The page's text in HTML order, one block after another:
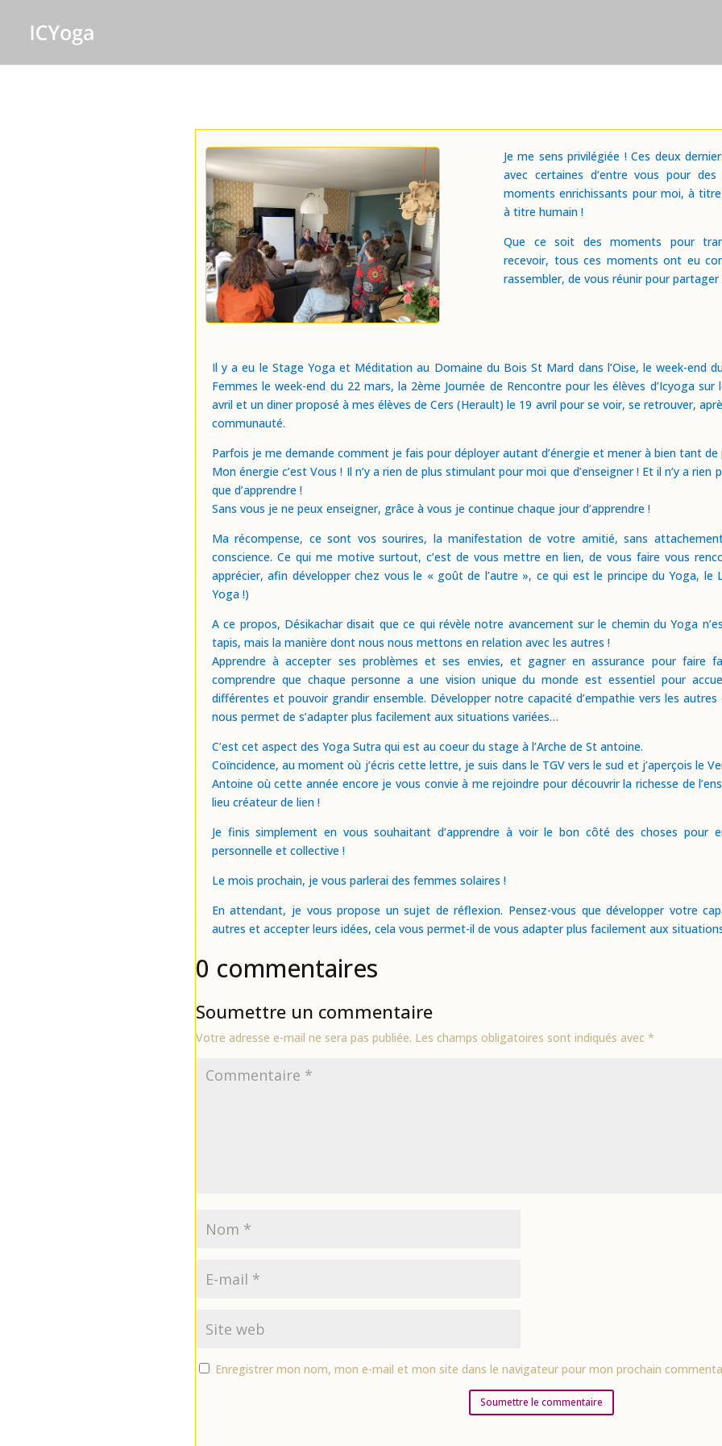
Je me sens privilégiée ! Ces deux
avec certaines d’entre vous pour
moments enrichissants pour moi, à
à titre humain !
Que ce soit des moments pour
recevoir, tous ces moments ont eu
rassembler, de vous réunir pour
Il y a eu le Stage Yoga et Méditation au Domaine du Bois St Mard dans l’Oise, le week-end
Femmes le week-end du 22 mars, la 2ème Journée de Rencontre pour les élèves d’Icyoga sur
avril et un diner proposé à mes élèves de Cers (Herault) le 19 avril pour se voir, se retrouver,
communauté.
Parfois je me demande comment je fais pour déployer autant d’énergie et mener à bien tant
Mon énergie c’est Vous ! Il n’y a rien de plus stimulant pour moi que d’enseigner ! Et il n’y a
que d’apprendre !
Sans vous je ne peux enseigner, grâce à vous je continue chaque jour d’apprendre !
Ma récompense, ce sont vos sourires, la manifestation de votre amitié, sans
conscience. Ce qui me motive surtout, c’est de vous mettre en lien, de vous faire vous
apprécier, afin développer chez vous le « goût de l’autre », ce qui est le principe du Yoga, le
Yoga !)
A ce propos, Désikachar disait que ce qui révèle notre avancement sur le chemin du Yoga
tapis, mais la manière dont nous nous mettons en relation avec les autres !
Apprendre à accepter ses problèmes et ses envies, et gagner en assurance pour faire
comprendre que chaque personne a une vision unique du monde est essentiel pour
différentes et pouvoir grandir ensemble. Développer notre capacité d’empathie vers les
nous permet de s’adapter plus facilement aux situations variées…
C’est cet aspect des Yoga Sutra qui est au coeur du stage à l’Arche de St antoine.
Coïncidence, au moment où j’écris cette lettre, je suis dans le TGV vers le sud et j’aperçois le
Antoine où cette année encore je vous convie à me rejoindre pour découvrir la richesse de
lieu créateur de lien !
Je finis simplement en vous souhaitant d’apprendre à voir le bon côté des choses pour
personnelle et collective !
Le mois prochain, je vous parlerai des femmes solaires !
En attendant, je vous propose un sujet de réflexion. Pensez-vous que développer votre
autres et accepter leurs idées, cela vous permet-il de vous adapter plus facilement aux
0 commentaires
Soumettre un commentaire
Votre adresse e-mail ne sera pas publiée. Les champs obligatoires sont indiqués avec *
Enregistrer mon nom, mon e-mail et mon site dans le navigateur pour mon prochain
Soumettre le commentaire